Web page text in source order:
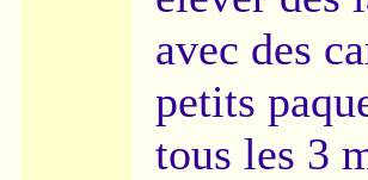
avec des
petits
tous les 3